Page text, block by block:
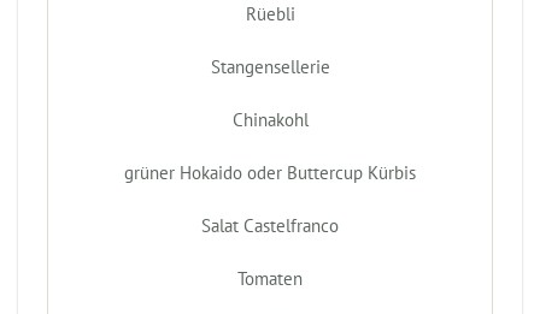
Rüebli
Stangensellerie
Chinakohl
grüner Hokaido oder Buttercup Kürbis
Salat Castelfranco
Tomaten